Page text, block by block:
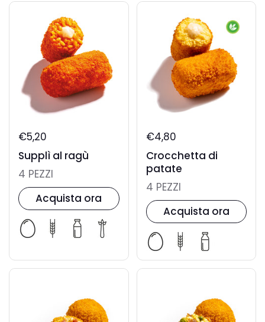
€5,20
Supplì al ragù
4 PEZZI
Acquista ora
€4,80
Crocchetta di
patate
4 PEZZI
Acquista ora